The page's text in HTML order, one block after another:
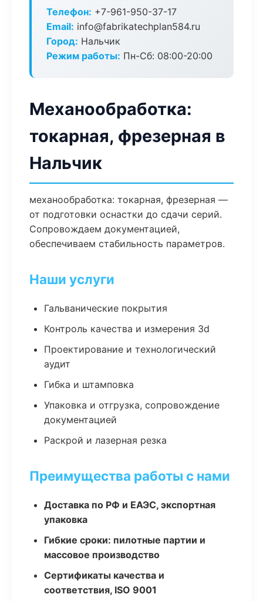
Телефон: +7-961-950-37-17
Email: info@fabrikatechplan584.ru
Город: Нальчик
Режим работы: Пн-Сб: 08:00-20:00
Механообработка:
токарная, фрезерная в
Нальчик
механообработка: токарная, фрезерная —
от подготовки оснастки до сдачи серий.
Сопровождаем документацией,
обеспечиваем стабильность параметров.
Наши услуги
Гальванические покрытия
Контроль качества и измерения 3d
Проектирование и технологический
аудит
Гибка и штамповка
Упаковка и отгрузка, сопровождение
документацией
Раскрой и лазерная резка
Преимущества работы с нами
Доставка по РФ и ЕАЭС, экспортная
упаковка
Гибкие сроки: пилотные партии и
массовое производство
Сертификаты качества и
соответствия, ISO 9001